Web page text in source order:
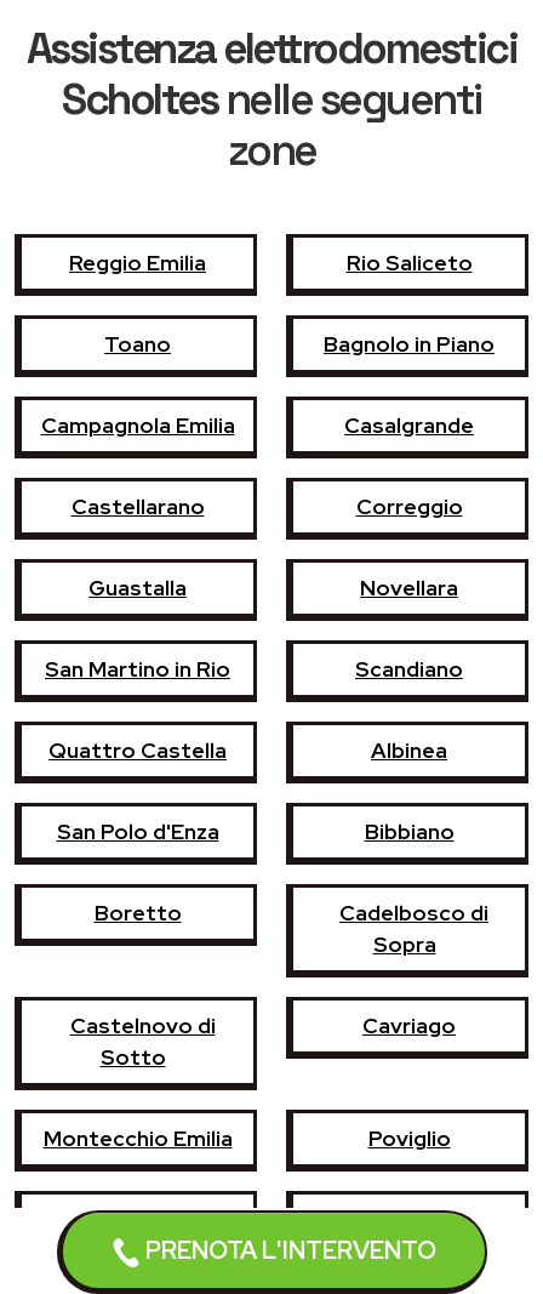
PRENOTA L'INTERVENTO
Assistenza elettrodomestici
Scholtesnelle seguenti
zone
Reggio Emilia Rio Saliceto
Toano Bagnolo in Piano
Campagnola Emilia Casalgrande
Castellarano Correggio
Guastalla Novellara
San Martino in Rio Scandiano
Quattro Castella Albinea
San Polo d'Enza Bibbiano
Boretto
Cadelbosco di
Sopra
Castelnovo di
Sotto
Cavriago
Montecchio Emilia Poviglio
Vezzano sul
Crostolo
Casina